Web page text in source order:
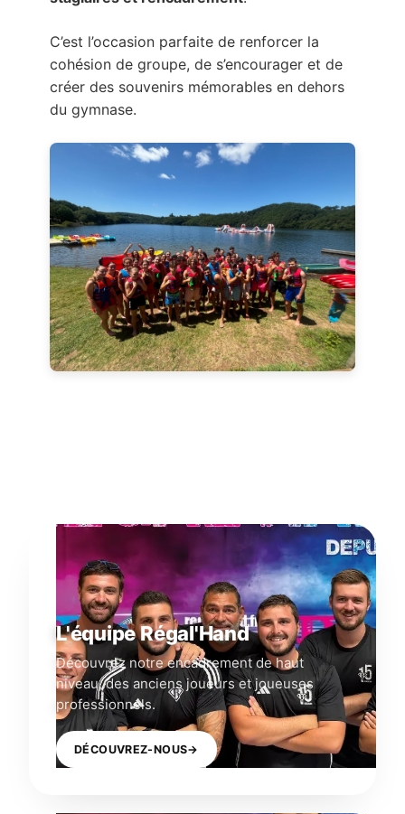
C’est l’occasion parfaite de renforcer la
cohésion de groupe, de s’encourager et de
créer des souvenirs mémorables en dehors
du gymnase.
L'équipe Régal'Hand
Découvrez notre encadrement de haut
niveau, des anciens joueurs et joueuses
professionnels.
DÉCOUVREZ-NOUS→